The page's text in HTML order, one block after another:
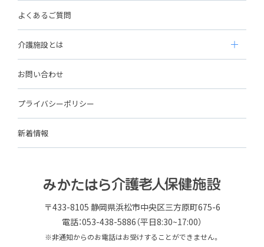
よくあるご質問
介護施設とは
お問い合わせ
プライバシーポリシー
新着情報
〒433-8105 静岡県浜松市中央区三方原町675-6
電話：053-438-5886（平日8:30~17:00）
※非通知からのお電話はお受けすることができません。